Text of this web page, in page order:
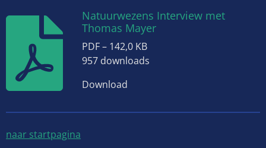
Natuurwezens Interview met
Thomas Mayer
PDF – 142,0 KB
957 downloads
Download
naar startpagina